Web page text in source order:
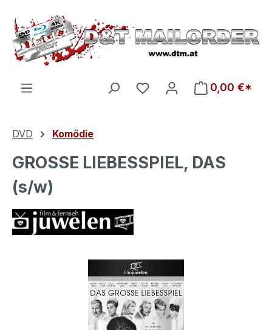
Zum Hauptinhalt springen
Du hast 0 Produkte auf
0,00 €*
DVD Komödie
GROSSE LIEBESSPIEL, DAS
(s/w)
Bildergalerie überspringen